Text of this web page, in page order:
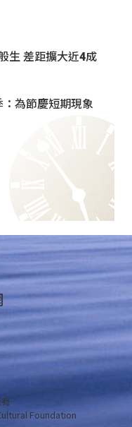
生 差距擴大近4成
為節慶短期現象
Foundation